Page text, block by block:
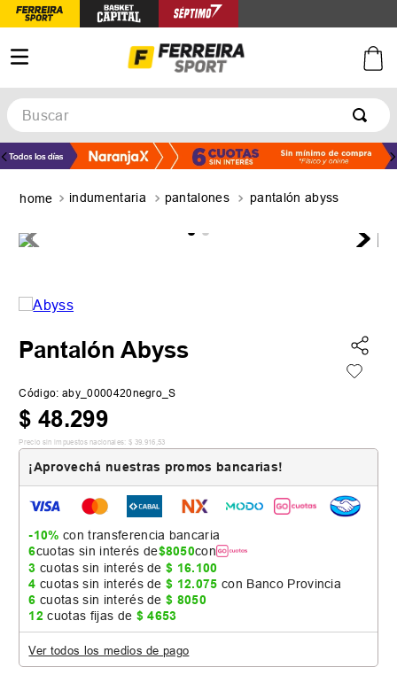
Buscar
indumentaria pantalones pantalón abyss
Pantalón Abyss
Código: aby_0000420negro_S
$ 48.299
Precio sin impuestos nacionales: $ 39 916 53
¡Aprovechá nuestras promos bancarias!
-10% con transferencia bancaria
6cuotas sin interés de$8050con
3 cuotas sin interés de$ 16.100
4 cuotas sin interés de$ 12.075 con Banco Provincia
6 cuotas sin interés de$ 8050
12 cuotas fijas de $ 4653
Ver todos los medios de pago
TÉRMINOS MÁS BUSCADOS
3.
5. zapatillas adidas